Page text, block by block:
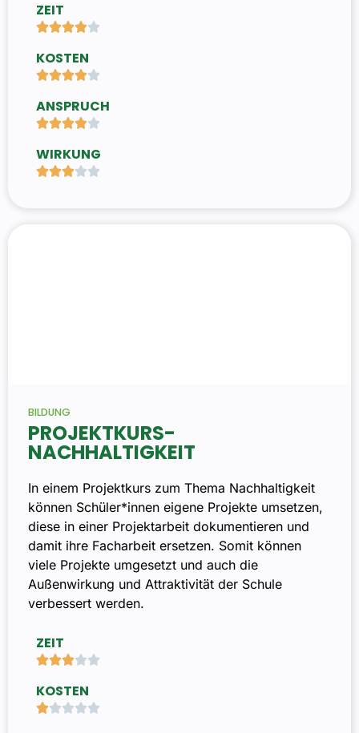
ZEIT

KOSTEN

ANSPRUCH

WIRKUNG

BILDUNG
PROJEKTKURS-
NACHHALTIGKEIT
In einem Projektkurs zum Thema Nachhaltigkeit
können Schüler*innen eigene Projekte umsetzen,
diese in einer Projektarbeit dokumentieren und
damit ihre Facharbeit ersetzen. Somit können
viele Projekte umgesetzt und auch die
Außenwirkung und Attraktivität der Schule
verbessert werden.
ZEIT

KOSTEN
